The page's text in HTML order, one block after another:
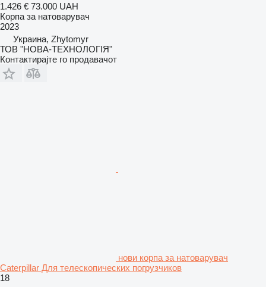
1.426 € 73.000 UAH
Корпа за натоварувач
2023
Украина, Zhytomyr
ТОВ "НОВА-ТЕХНОЛОГІЯ"
Контактирајте го продавачот
нови корпа за натоварувач
Caterpillar Для телескопических погрузчиков
18